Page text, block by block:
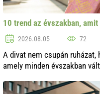
10 trend az évszakban,
2026.08.05 72
A divat nem csupán
amely minden évszakban
és még a természetből is..